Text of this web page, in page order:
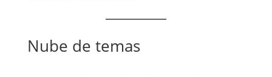
Nube de temas